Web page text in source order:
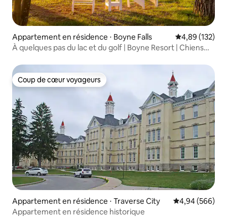
Appartement en résidence ⋅ Boyne Falls Évaluation
4,89 (132)
À quelques pas du lac et du golf | Boyne Resort | Chiens
Coup de cœur voyageurs
Coup de cœur voyageurs
Appartement en résidence ⋅ Traverse City Évaluation
4,94 (566)
Appartement en résidence historique